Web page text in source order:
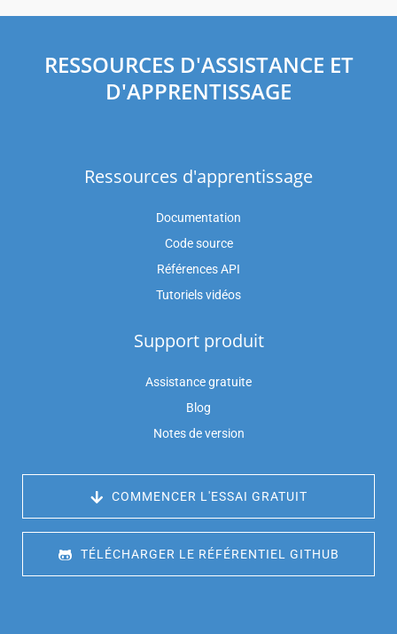
RESSOURCES D'ASSISTANCE ET
D'APPRENTISSAGE
Ressources d'apprentissage
Documentation
Code source
Références API
Tutoriels vidéos
Support produit
Assistance gratuite
Blog
Notes de version
COMMENCER L'ESSAI GRATUIT
TÉLÉCHARGER LE RÉFÉRENTIEL GITHUB